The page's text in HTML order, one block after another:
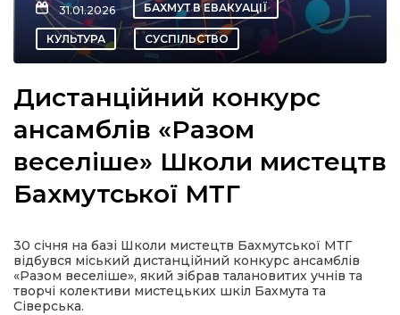
політика
місія
31.01.2026 БАХМУТ В ЕВАКУАЦІЇ
КУЛЬТУРА СУСПІЛЬСТВО
Дистанційний конкурс
ансамблів «Разом
веселіше» Школи мистецтв
Бахмутської МТГ
30 січня на базі Школи мистецтв Бахмутської МТГ
відбувся міський дистанційний конкурс ансамблів
«Разом веселіше», який зібрав талановитих учнів та
творчі колективи мистецьких шкіл Бахмута та
Сіверська.